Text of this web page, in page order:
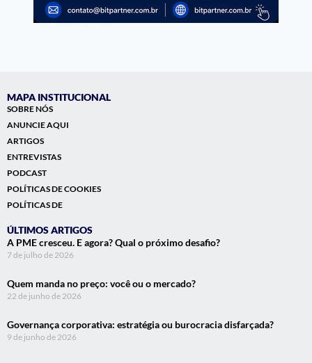
MAPA INSTITUCIONAL
SOBRE NÓS
ANUNCIE AQUI
ARTIGOS
ENTREVISTAS
PODCAST
POLÍTICAS DE COOKIES
POLÍTICAS DE
ÚLTIMOS ARTIGOS
A PME cresceu. E agora? Qual o próximo desafio?
7 de julho de 2026
Quem manda no preço: você ou o mercado?
22 de junho de 2026
Governança corporativa: estratégia ou burocracia disfarçada?
9 de junho de 2026